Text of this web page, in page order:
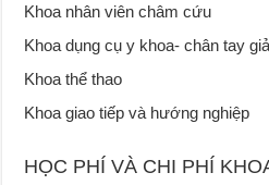
Khoa nhân viên châm cứu
Khoa dụng cụ y khoa- chân tay giả
Khoa thể thao
Khoa giao tiếp và hướng nghiệp
HỌC PHÍ VÀ CHI PHÍ